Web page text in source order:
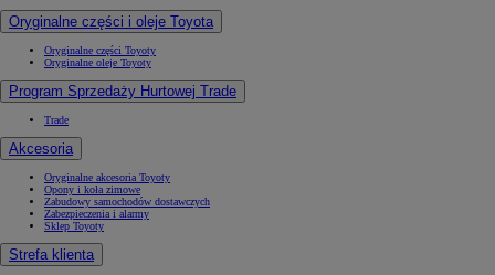
Oryginalne części i oleje Toyota
Oryginalne części Toyoty
Oryginalne oleje Toyoty
Program Sprzedaży Hurtowej Trade
Trade
Akcesoria
Oryginalne akcesoria Toyoty
Opony i koła zimowe
Zabudowy samochodów dostawczych
Zabezpieczenia i alarmy
Sklep Toyoty
Strefa klienta